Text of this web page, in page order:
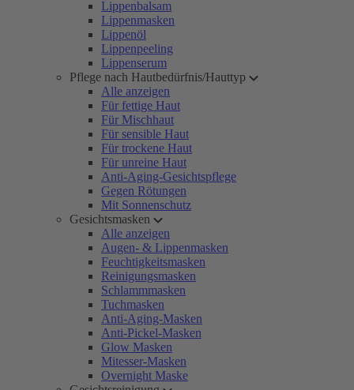
Lippenbalsam
Lippenmasken
Lippenöl
Lippenpeeling
Lippenserum
Pflege nach Hautbedürfnis/Hauttyp
Alle anzeigen
Für fettige Haut
Für Mischhaut
Für sensible Haut
Für trockene Haut
Für unreine Haut
Anti-Aging-Gesichtspflege
Gegen Rötungen
Mit Sonnenschutz
Gesichtsmasken
Alle anzeigen
Augen- & Lippenmasken
Feuchtigkeitsmasken
Reinigungsmasken
Schlammmasken
Tuchmasken
Anti-Aging-Masken
Anti-Pickel-Masken
Glow Masken
Mitesser-Masken
Overnight Maske